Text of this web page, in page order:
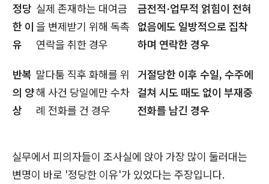
정당
한 이
유
실제 존재하는 대여금
을 변제받기 위해 독촉
연락을 취한 경우
금전적·업무적 얽힘이 전혀
없음에도 일방적으로 집착
하며 연락한 경우
반복
의 양
상
말다툼 직후 화해를 위
해 사건 당일에만 수차
례 전화를 건 경우
거절당한 이후 수일, 수주에
걸쳐 시도 때도 없이 부재중
전화를 남긴 경우
실무에서 피의자들이 조사실에 앉아 가장 많이 둘러대는
변명이 바로 '정당한 이유'가 있었다는 주장입니다.